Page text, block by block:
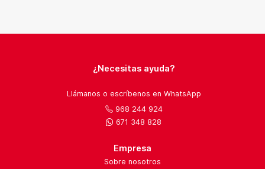
¿Necesitas ayuda?
Llámanos o escríbenos en WhatsApp
968 244 924
671 348 828
Empresa
Sobre nosotros